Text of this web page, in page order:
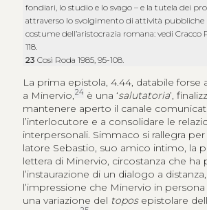
fondiari, lo studio e lo svago – e la tutela dei
attraverso lo svolgimento di attività pubbliche
costume dell’aristocrazia romana: vedi Cracco
118.
23Così Roda 1985, 95-108.
La prima epistola, 4.44, databile forse
a Minervio,24è una ‘salutatoria’,
mantenere aperto il canale
l’interlocutore e a consolidare le
interpersonali. Simmaco si rallegra
latore Sebastio, suo amico intimo, la
lettera di Minervio, circostanza che ha
l’instaurazione di un dialogo a
l’impressione che Minervio in
una variazione del toposepistolare